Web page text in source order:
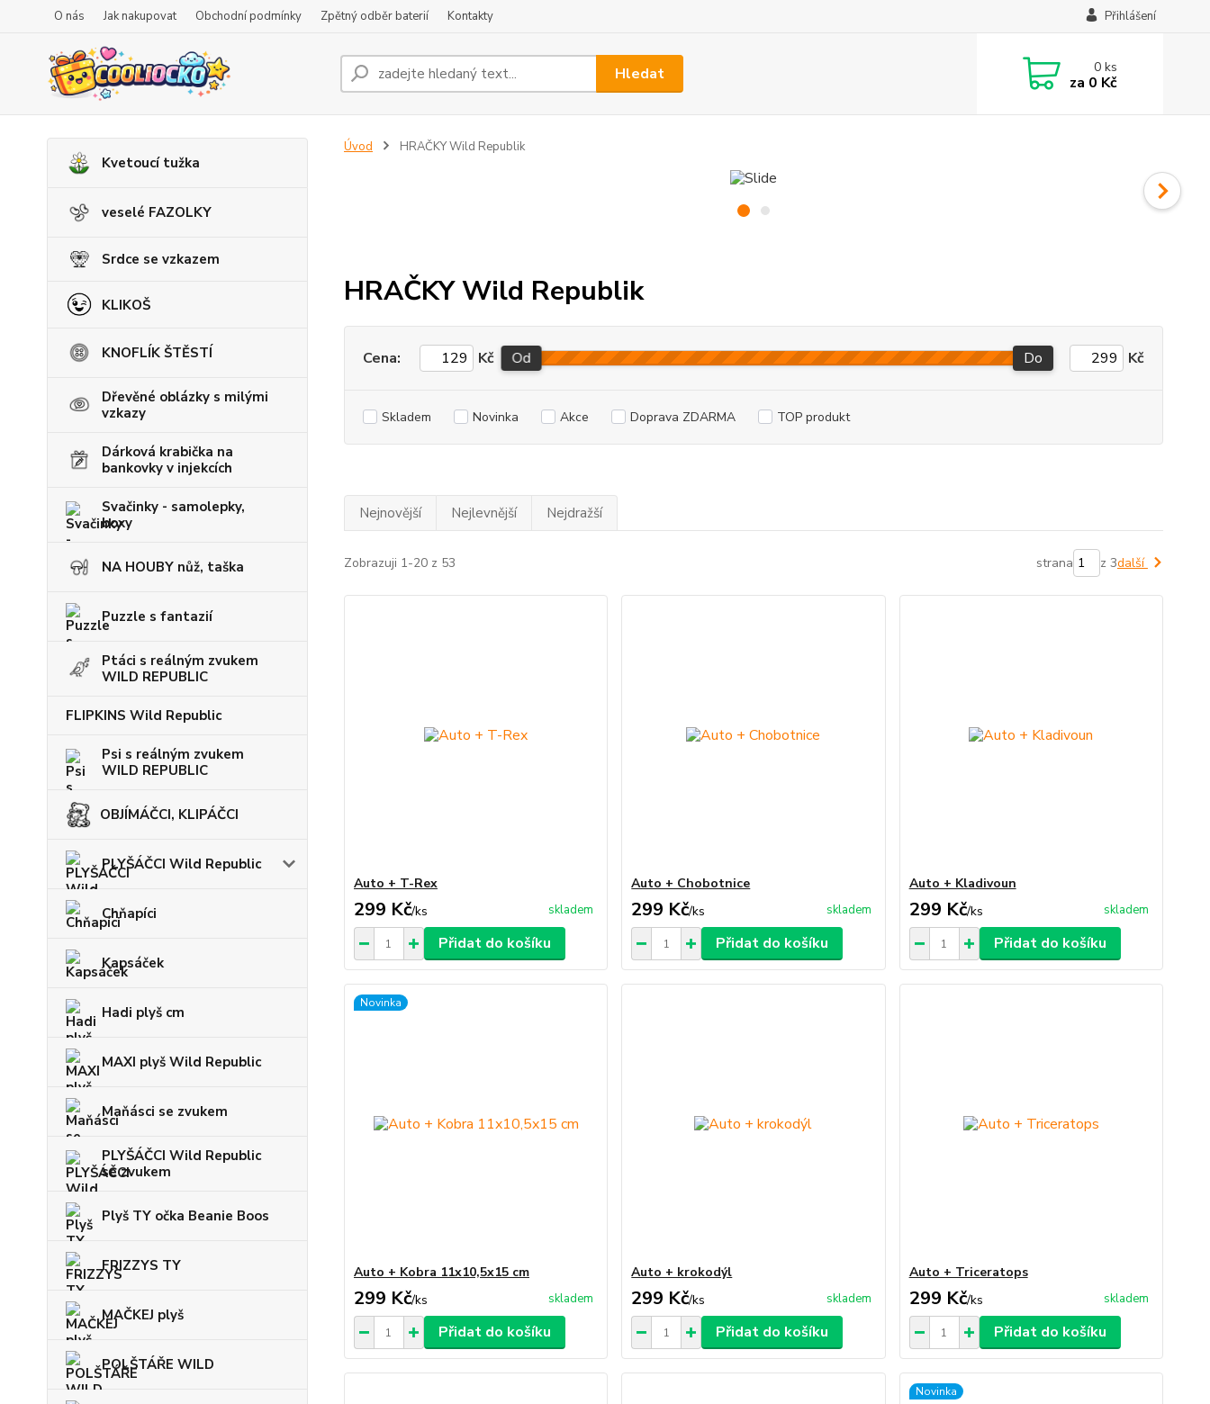
O nás Jak nakupovat Obchodní podmínky Zpětný odběr baterií Kontakty Přihlášení
Hledat 0ks
za 0 Kč
Kvetoucí tužka
veselé FAZOLKY
Srdce se vzkazem
KLIKOŠ
KNOFLÍK ŠTĚSTÍ
Dřevěné oblázky s milými
vzkazy
Dárková krabička na
bankovky v injekcích
Svačinky - samolepky,
boxy
NA HOUBY nůž, taška
Puzzle s fantazií
Ptáci s reálným zvukem
WILD REPUBLIC
FLIPKINS Wild Republic
Psi s reálným zvukem
WILD REPUBLIC
OBJÍMÁČCI, KLIPÁČCI
PLYŠÁČCI Wild Republic
Chňapíci
Kapsáček
Hadi plyš cm
MAXI plyš Wild Republic
Maňásci se zvukem
PLYŠÁČCI Wild Republic
se zvukem
Plyš TY očka Beanie Boos
FRIZZYS TY
MAČKEJ plyš
POLŠTÁŘE WILD
Úvod HRAČKY Wild Republik
HRAČKY Wild Republik
Cena: Kč Od Do Kč
Skladem Novinka Akce Doprava ZDARMA TOP produkt
Nejnovější Nejlevnější Nejdražší
Zobrazuji 1-20 z 53 strana z 3další
Auto + T-Rex
299 Kč/ks skladem
Přidat do košíku
Auto + Chobotnice
299 Kč/ks skladem
Přidat do košíku
Auto + Kladivoun
299 Kč/ks skladem
Přidat do košíku
Novinka
Auto + Kobra 11x10,5x15 cm
299 Kč/ks skladem
Přidat do košíku
Auto + krokodýl
299 Kč/ks skladem
Přidat do košíku
Auto + Triceratops
299 Kč/ks skladem
Přidat do košíku
Novinka